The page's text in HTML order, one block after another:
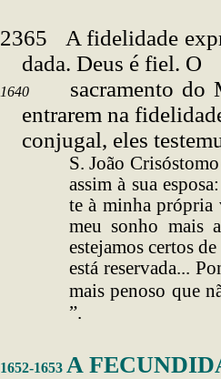
2365 Afidelidade
dada. Deus é fiel. O
1640 sacramento
entrarem na
conjugal, eles
S. João
assim à sua
te à minha própria
meu sonho mais
estejamos certos
está reservada...
mais penoso que
”.
1652-1653 A